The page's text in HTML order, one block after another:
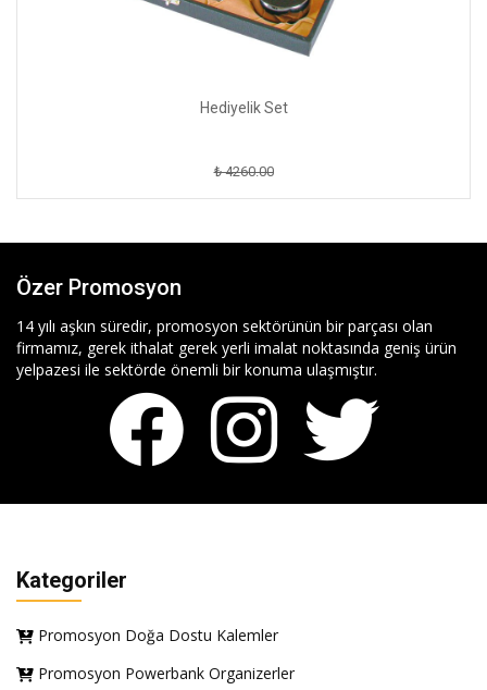
Hediyelik Set
₺ 4260.00
Özer Promosyon
14 yılı aşkın süredir, promosyon sektörünün bir parçası olan
firmamız, gerek ithalat gerek yerli imalat noktasında geniş ürün
yelpazesi ile sektörde önemli bir konuma ulaşmıştır.
Kategoriler
Promosyon Doğa Dostu Kalemler
Promosyon Powerbank Organizerler